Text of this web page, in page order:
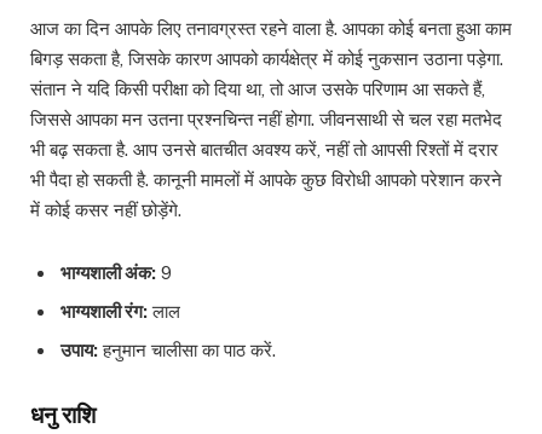
आज का दिन आपके लिए तनावग्रस्त रहने वाला है. आपका कोई बनता हुआ काम
बिगड़ सकता है, जिसके कारण आपको कार्यक्षेत्र में कोई नुकसान उठाना पड़ेगा.
संतान ने यदि किसी परीक्षा को दिया था, तो आज उसके परिणाम आ सकते हैं,
जिससे आपका मन उतना प्रश्नचिन्त नहीं होगा. जीवनसाथी से चल रहा मतभेद
भी बढ़ सकता है. आप उनसे बातचीत अवश्य करें, नहीं तो आपसी रिश्तों में दरार
भी पैदा हो सकती है. कानूनी मामलों में आपके कुछ विरोधी आपको परेशान करने
में कोई कसर नहीं छोड़ेंगे.
भाग्यशाली अंक: 9
भाग्यशाली रंग:लाल
उपाय:हनुमान चालीसा का पाठ करें.
धनु राशि